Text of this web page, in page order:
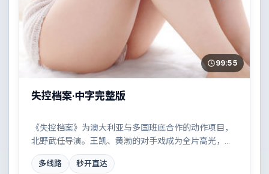
99:55
失控档案·中字完整版
《失控档案》为澳大利亚与多国班底合作的动作项目，
北野武任导演。王凯、黄渤的对手戏成为全片高光，一
场看似偶然的事故牵出陈年秘辛。配乐与摄影风格统
一，具备院线质感。
多线路 秒开直达